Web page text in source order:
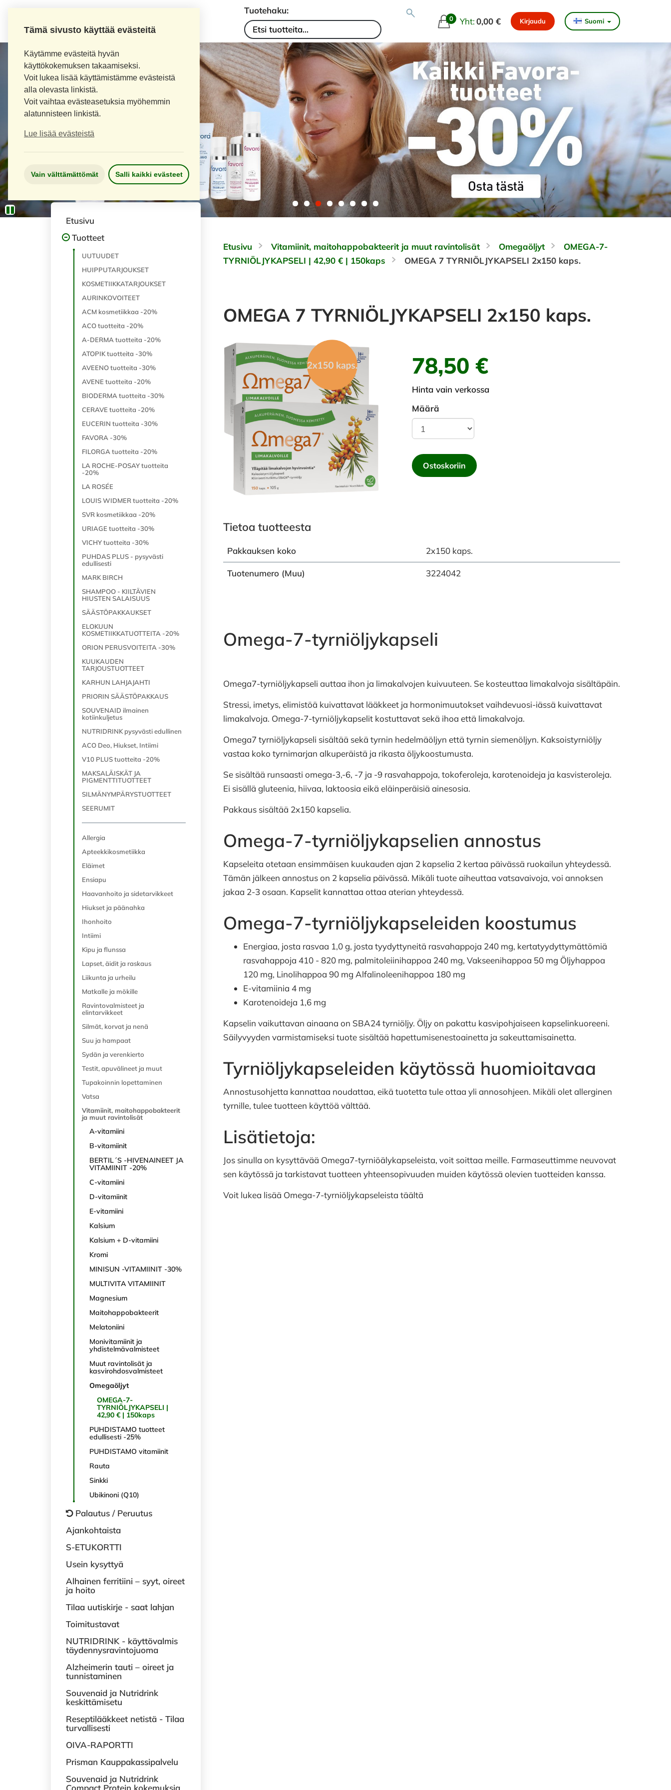
Tämä sivusto käyttää evästeitä
Käytämme evästeitä hyvän
käyttökokemuksen takaamiseksi.
Voit lukea lisää käyttämistämme evästeistä
alla olevasta linkistä.
Voit vaihtaa evästeasetuksia myöhemmin
alatunnisteen linkistä.
Lue lisää evästeistä
Vain välttämättömät Salli kaikki evästeet
Tuotehaku:
0 Yht:0,00 € Kirjaudu Suomi
Etusivu
Tuotteet
UUTUUDET
HUIPPUTARJOUKSET
KOSMETIIKKATARJOUKSET
AURINKOVOITEET
ACM kosmetiikkaa -20%
ACO tuotteita -20%
A-DERMA tuotteita -20%
ATOPIK tuotteita -30%
AVEENO tuotteita -30%
AVENE tuotteita -20%
BIODERMA tuotteita -30%
CERAVE tuotteita -20%
EUCERIN tuotteita -30%
FAVORA -30%
FILORGA tuotteita -20%
LA ROCHE-POSAY tuotteita
-20%
LA ROSÉE
LOUIS WIDMER tuotteita -20%
SVR kosmetiikkaa -20%
URIAGE tuotteita -30%
VICHY tuotteita -30%
PUHDAS PLUS - pysyvästi
edullisesti
MARK BIRCH
SHAMPOO - KIILTÄVIEN
HIUSTEN SALAISUUS
SÄÄSTÖPAKKAUKSET
ELOKUUN
KOSMETIIKKATUOTTEITA -20%
ORION PERUSVOITEITA -30%
KUUKAUDEN
TARJOUSTUOTTEET
KARHUN LAHJAJAHTI
PRIORIN SÄÄSTÖPAKKAUS
SOUVENAID ilmainen
kotiinkuljetus
NUTRIDRINK pysyvästi edullinen
ACO Deo, Hiukset, Intiimi
V10 PLUS tuotteita -20%
MAKSALÄISKÄT JA
PIGMENTTITUOTTEET
SILMÄNYMPÄRYSTUOTTEET
SEERUMIT
Allergia
Apteekkikosmetiikka
Eläimet
Ensiapu
Haavanhoito ja sidetarvikkeet
Hiukset ja päänahka
Ihonhoito
Intiimi
Kipu ja flunssa
Lapset, äidit ja raskaus
Liikunta ja urheilu
Matkalle ja mökille
Ravintovalmisteet ja
elintarvikkeet
Silmät, korvat ja nenä
Suu ja hampaat
Sydän ja verenkierto
Testit, apuvälineet ja muut
Tupakoinnin lopettaminen
Vatsa
Vitamiinit, maitohappobakteerit
ja muut ravintolisät
A-vitamiini
B-vitamiinit
BERTIL´S -HIVENAINEET JA
VITAMIINIT -20%
C-vitamiini
D-vitamiinit
E-vitamiini
Kalsium
Kalsium + D-vitamiini
Kromi
MINISUN -VITAMIINIT -30%
MULTIVITA VITAMIINIT
Magnesium
Maitohappobakteerit
Melatoniini
Monivitamiinit ja
yhdistelmävalmisteet
Muut ravintolisät ja
kasvirohdosvalmisteet
Omegaöljyt
OMEGA-7-
TYRNIÖLJYKAPSELI |
42,90 € | 150kaps
PUHDISTAMO tuotteet
edullisesti -25%
PUHDISTAMO vitamiinit
Rauta
Sinkki
Ubikinoni (Q10)
Palautus / Peruutus
Ajankohtaista
S-ETUKORTTI
Usein kysyttyä
Alhainen ferritiini – syyt, oireet
ja hoito
Tilaa uutiskirje - saat lahjan
Toimitustavat
NUTRIDRINK - käyttövalmis
täydennysravintojuoma
Alzheimerin tauti – oireet ja
tunnistaminen
Souvenaid ja Nutridrink
keskittämisetu
Reseptilääkkeet netistä - Tilaa
turvallisesti
OIVA-RAPORTTI
Prisman Kauppakassipalvelu
Souvenaid ja Nutridrink
Compact Protein kokemuksia
Etusivu Vitamiinit, maitohappobakteerit ja muut ravintolisät Omegaöljyt
OMEGA-7-
TYRNIÖLJYKAPSELI | 42,90 € | 150kaps
OMEGA 7 TYRNIÖLJYKAPSELI 2x150 kaps.
OMEGA 7 TYRNIÖLJYKAPSELI 2x150 kaps.
78,50 €
Hinta vain verkossa
Määrä
Ostoskoriin
Tietoa tuotteesta
Pakkauksen koko 2x150 kaps.
Tuotenumero (Muu) 3224042
Omega-7-tyrniöljykapseli
Omega7-tyrniöljykapseli auttaa ihon ja limakalvojen kuivuuteen. Se kosteuttaa limakalvoja sisältäpäin.
Stressi, imetys, elimistöä kuivattavat lääkkeet ja hormonimuutokset vaihdevuosi-iässä kuivattavat
limakalvoja. Omega-7-tyrniöljykapselit kostuttavat sekä ihoa että limakalvoja.
Omega7 tyrniöljykapseli sisältää sekä tyrnin hedelmäöljyn että tyrnin siemenöljyn. Kaksoistyrniöljy
vastaa koko tyrnimarjan alkuperäistä ja rikasta öljykoostumusta.
Se sisältää runsaasti omega-3,-6, -7 ja -9 rasvahappoja, tokoferoleja, karotenoideja ja kasvisteroleja.
Ei sisällä gluteenia, hiivaa, laktoosia eikä eläinperäisiä ainesosia.
Pakkaus sisältää 2x150 kapselia.
Omega-7-tyrniöljykapselien annostus
Kapseleita otetaan ensimmäisen kuukauden ajan 2 kapselia 2 kertaa päivässä ruokailun yhteydessä.
Tämän jälkeen annostus on 2 kapselia päivässä. Mikäli tuote aiheuttaa vatsavaivoja, voi annoksen
jakaa 2-3 osaan. Kapselit kannattaa ottaa aterian yhteydessä.
Omega-7-tyrniöljykapseleiden koostumus
Energiaa, josta rasvaa 1,0 g, josta tyydyttyneitä rasvahappoja 240 mg, kertatyydyttymättömiä
rasvahappoja 410 - 820 mg, palmitoleiinihappoa 240 mg, Vakseenihappoa 50 mg Öljyhappoa
120 mg, Linolihappoa 90 mg Alfalinoleenihappoa 180 mg
E-vitamiinia 4 mg
Karotenoideja 1,6 mg
Kapselin vaikuttavan ainaana on SBA24 tyrniöljy. Öljy on pakattu kasvipohjaiseen kapselinkuoreeni.
Säilyvyyden varmistamiseksi tuote sisältää hapettumisenestoainetta ja sakeuttamisainetta.
Tyrniöljykapseleiden käytössä huomioitavaa
Annostusohjetta kannattaa noudattaa, eikä tuotetta tule ottaa yli annosohjeen. Mikäli olet allerginen
tyrnille, tulee tuotteen käyttöä välttää.
Lisätietoja:
Jos sinulla on kysyttävää Omega7-tyrniöälykapseleista, voit soittaa meille. Farmaseuttimme neuvovat
sen käytössä ja tarkistavat tuotteen yhteensopivuuden muiden käytössä olevien tuotteiden kanssa.
Voit lukea lisää Omega-7-tyrniöljykapseleista täältä